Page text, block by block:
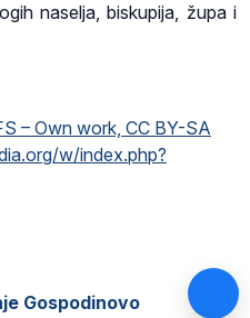
naselja, biskupija, župa i
– Own work, CC BY-SA
w/index.php?
Gospodinovo